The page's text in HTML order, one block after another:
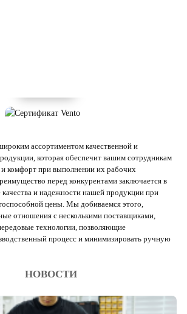
ассортиментом качественной и
которая обеспечит вашим сотрудникам
комфорт при выполнении их рабочих
перед конкурентами заключается в
и надежности нашей продукции при
цены. Мы добиваемся этого,
отношения с несколькими поставщиками,
технологии, позволяющие
процесс и минимизировать ручную
НОВОСТИ